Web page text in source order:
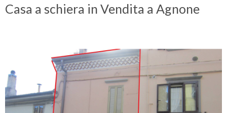
Casa a schiera in Vendita a Agnone